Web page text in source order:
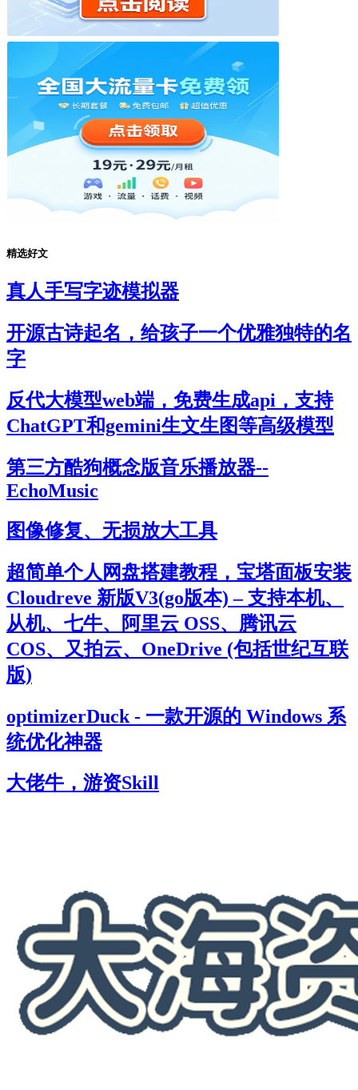
精选好文
真人手写字迹模拟器
开源古诗起名，给孩子一个优雅独特的名
字
反代大模型web端，免费生成api，支持
ChatGPT和gemini生文生图等高级模型
第三方酷狗概念版音乐播放器--
EchoMusic
图像修复、无损放大工具
超简单个人网盘搭建教程，宝塔面板安装
Cloudreve 新版V3(go版本) – 支持本机、
从机、七牛、阿里云 OSS、腾讯云
COS、又拍云、OneDrive (包括世纪互联
版)
optimizerDuck - 一款开源的 Windows 系
统优化神器
大佬牛，游资Skill